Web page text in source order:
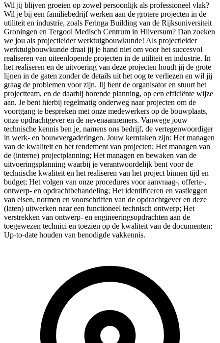
Wil jij blijven groeien op zowel persoonlijk als professioneel vlak?
Wil je bij een familiebedrijf werken aan de grotere projecten in de
utiliteit en industrie, zoals Feringa Building van de Rijksuniversiteit
Groningen en Tergooi Medisch Centrum in Hilversum? Dan zoeken
we jou als projectleider werktuigbouwkunde! Als projectleider
werktuigbouwkunde draai jij je hand niet om voor het succesvol
realiseren van uiteenlopende projecten in de utiliteit en industrie. In
het realiseren en de uitvoering van deze projecten houdt jij de grote
lijnen in de gaten zonder de details uit het oog te verliezen en wil jij
graag de problemen voor zijn. Jij bent de organisator en stuurt het
projectteam, en de daarbij horende planning, op een efficiënte wijze
aan. Je bent hierbij regelmatig onderweg naar projecten om de
voortgang te bespreken met onze medewerkers op de bouwplaats,
onze opdrachtgever en de nevenaannemers. Vanwege jouw
technische kennis ben je, namens ons bedrijf, de vertegenwoordiger
in werk- en bouwvergaderingen. Jouw kerntaken zijn: Het managen
van de kwaliteit en het rendement van projecten; Het managen van
de (interne) projectplanning; Het managen en bewaken van de
uitvoeringsplanning waarbij je verantwoordelijk bent voor de
technische kwaliteit en het realiseren van het project binnen tijd en
budget; Het volgen van onze procedures voor aanvraag-, offerte-,
ontwerp- en opdrachtbehandeling; Het identificeren en vastleggen
van eisen, normen en voorschriften van de opdrachtgever en deze
(laten) uitwerken naar een functioneel technisch ontwerp; Het
verstrekken van ontwerp- en engineeringsopdrachten aan de
toegewezen technici en toezien op de kwaliteit van de documenten;
Up-to-date houden van benodigde vakkennis.